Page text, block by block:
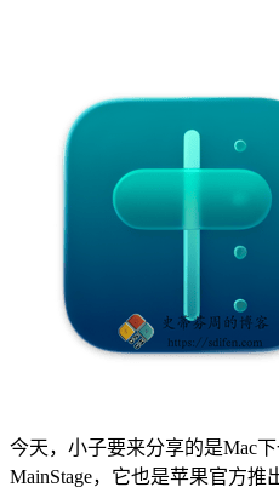
今天，小子要来分享的是Mac
MainStage，它也是苹果官方